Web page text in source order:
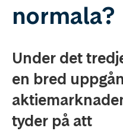
normala?
Under det
en bred
tyder på att